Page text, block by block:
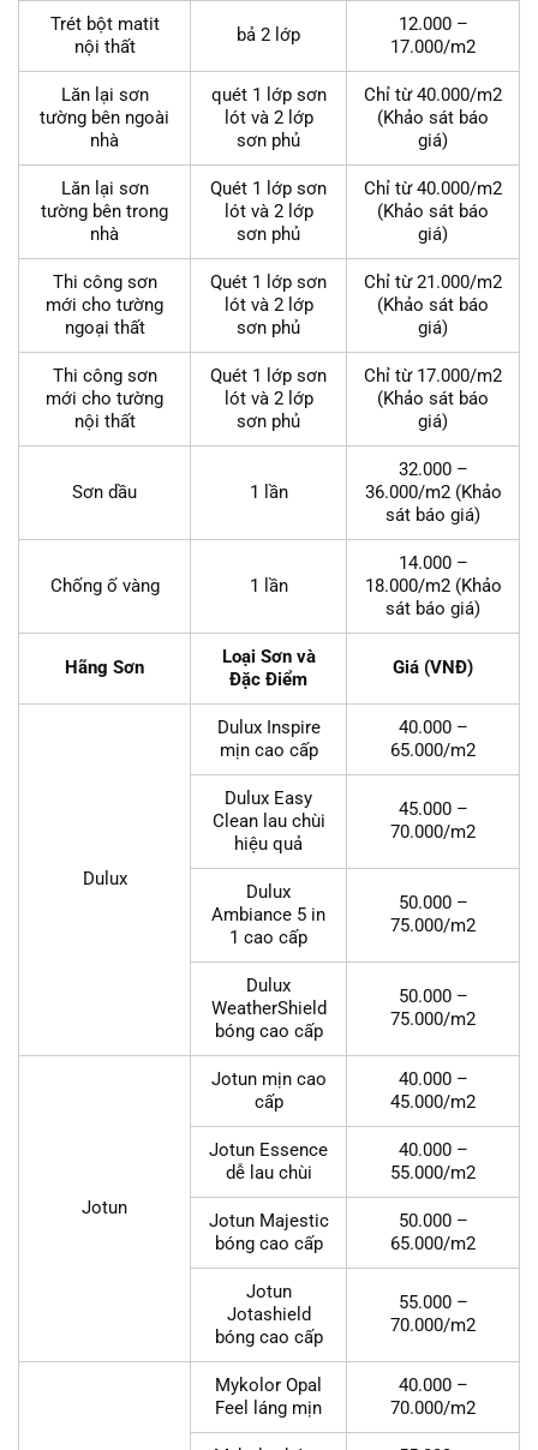
Trét bột matit
nội thất
bả 2 lớp
12.000 –
17.000/m2
Lăn lại sơn
tường bên ngoài
nhà
quét 1 lớp sơn
lót và 2 lớp
sơn phủ
Chỉ từ 40.000/m2
(Khảo sát báo
giá)
Lăn lại sơn
tường bên trong
nhà
Quét 1 lớp sơn
lót và 2 lớp
sơn phủ
Chỉ từ 40.000/m2
(Khảo sát báo
giá)
Thi công sơn
mới cho tường
ngoại thất
Quét 1 lớp sơn
lót và 2 lớp
sơn phủ
Chỉ từ 21.000/m2
(Khảo sát báo
giá)
Thi công sơn
mới cho tường
nội thất
Quét 1 lớp sơn
lót và 2 lớp
sơn phủ
Chỉ từ 17.000/m2
(Khảo sát báo
giá)
Sơn dầu 1 lần
32.000 –
36.000/m2 (Khảo
sát báo giá)
Chống ố vàng 1 lần
14.000 –
18.000/m2 (Khảo
sát báo giá)
Hãng Sơn
Loại Sơn và
Đặc Điểm
Giá (VNĐ)
Dulux
Dulux Inspire
mịn cao cấp
40.000 –
65.000/m2
Dulux Easy
Clean lau chùi
hiệu quả
45.000 –
70.000/m2
Dulux
Ambiance 5 in
1 cao cấp
50.000 –
75.000/m2
Dulux
WeatherShield
bóng cao cấp
50.000 –
75.000/m2
Jotun
Jotun mịn cao
cấp
40.000 –
45.000/m2
Jotun Essence
dễ lau chùi
40.000 –
55.000/m2
Jotun Majestic
bóng cao cấp
50.000 –
65.000/m2
Jotun
Jotashield
bóng cao cấp
55.000 –
70.000/m2
Mykolor Opal
Feel láng mịn
40.000 –
70.000/m2